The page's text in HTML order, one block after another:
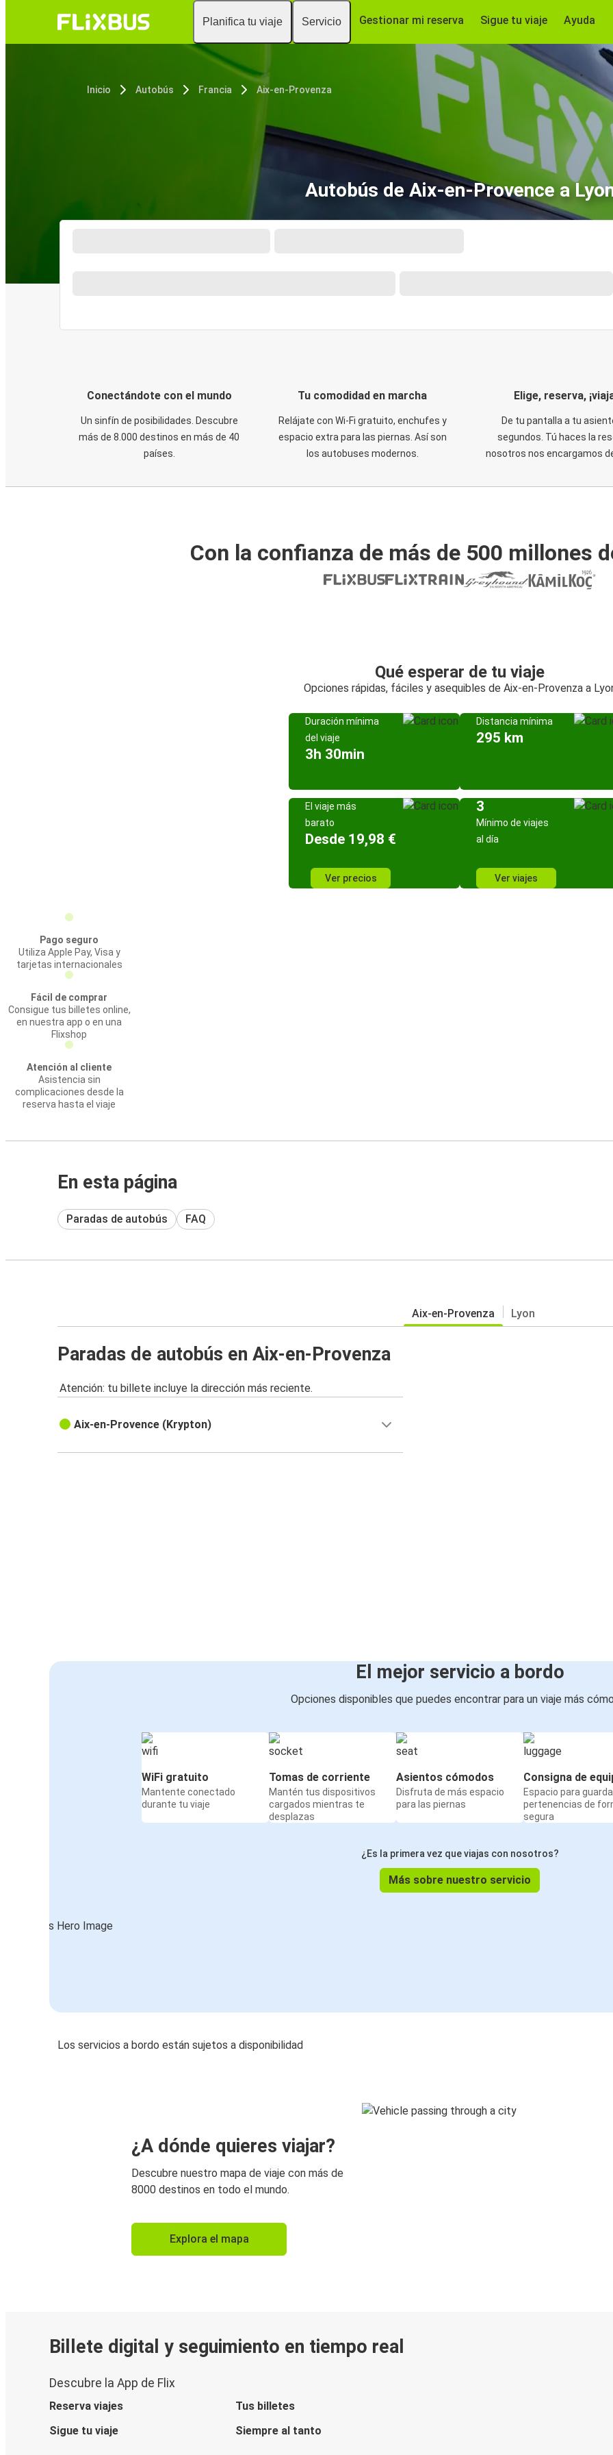
Planifica tu viaje Servicio Gestionar mi reserva Sigue tu viaje Ayuda
Inicio Autobús Francia Aix-en-Provenza
Autobús de Aix-en-Provence a
Conectándote con el mundo
Un sinfín de posibilidades. Descubre
más de 8.000 destinos en más de 40
países.
Tu comodidad en marcha
Relájate con Wi-Fi gratuito, enchufes y
espacio extra para las piernas. Así son
los autobuses modernos.
Elige, reserva,
De tu pantalla a tu
segundos. Tú haces la
nosotros nos encargamos
Con la confianza de más de 500 millones
Qué esperar de tu viaje
Opciones rápidas, fáciles y asequibles de Aix-en-Provenza a
Duración mínima
del viaje
3h 30min
Distancia mínima
295 km
El viaje más
barato
Desde 19,98 €
Ver precios
3
Mínimo de viajes
al día
Ver viajes
Pago seguro
Utiliza Apple Pay, Visa y
tarjetas internacionales
Fácil de comprar
Consigue tus billetes online,
en nuestra app o en una
Flixshop
Atención al cliente
Asistencia sin
complicaciones desde la
reserva hasta el viaje
En esta página
Paradas de autobús FAQ
Aix-en-Provenza Lyon
Paradas de autobús en Aix-en-Provenza
Atención: tu billete incluye la dirección más reciente.
Aix-en-Provence (Krypton)
El mejor servicio a bordo
Opciones disponibles que puedes encontrar para un viaje más
WiFi gratuito
Mantente conectado
durante tu viaje
Tomas de corriente
Mantén tus dispositivos
cargados mientras te
desplazas
Asientos cómodos
Disfruta de más espacio
para las piernas
Consigna de
Espacio para
pertenencias de
segura
¿Es la primera vez que viajas con nosotros?
Más sobre nuestro servicio
Los servicios a bordo están sujetos a disponibilidad
¿A dónde quieres viajar?
Descubre nuestro mapa de viaje con más de
8000 destinos en todo el mundo.
Explora el mapa
Billete digital y seguimiento en tiempo real
Descubre la App de Flix
Reserva viajes
Tus billetes
Sigue tu viaje
Siempre al tanto